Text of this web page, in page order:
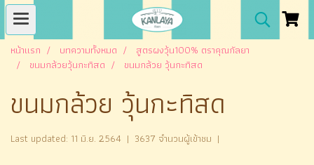
หน้าแรก บทความทั้งหมด
สูตรผงวุ้น100% ตราคุณกัลยา
ขนมกล้วยวุ้นกะทิสด
ขนมกล้วย วุ้นกะทิสด
ขนมกล้วย วุ้นกะทิสด
Last updated: 11 มิ.ย. 2564 | 3637 จำนวนผู้เข้าชม |